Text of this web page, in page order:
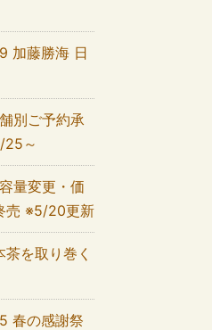
加藤勝海 日
別ご予約承
25～
量変更・価
売 ※5/20更新
茶を取り巻く
春の感謝祭